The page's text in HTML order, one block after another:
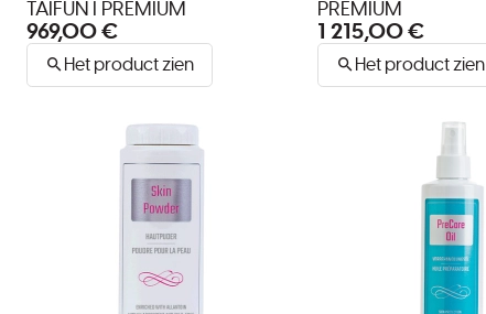
TAIFUN I PREMIUM
969,00 €
Het product zien
PREMIUM
1 215,00 €
Het product zien